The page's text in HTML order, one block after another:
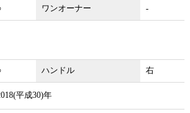
ワンオーナー -
ハンドル
右
平成30)年